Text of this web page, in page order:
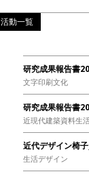
活動一覧
研究成果報告書
文字印刷文化
研究成果報告書
近現代建築資料生
近代デザイン椅
生活デザイン